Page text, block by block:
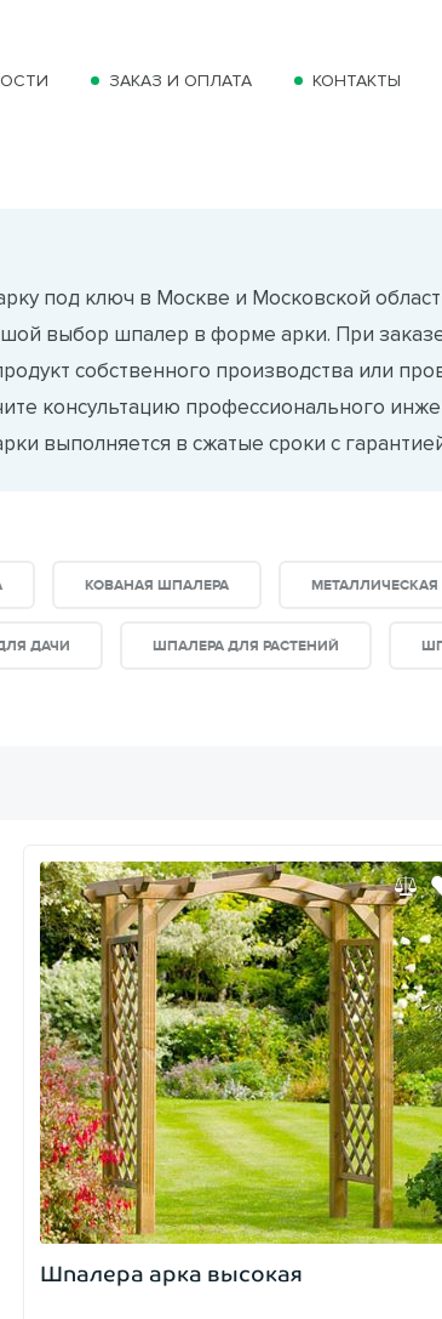
ЗАКАЗ И ОПЛАТА КОНТАКТЫ
под ключ в Москве и Московской
выбор шпалер в форме арки. При
собственного производства или
консультацию профессионального
выполняется в сжатые сроки с гарантией
КОВАНАЯ ШПАЛЕРА
ДАЧИ ШПАЛЕРА ДЛЯ РАСТЕНИЙ
Шпалера арка высокая